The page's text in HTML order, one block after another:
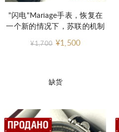
缺货
"闪电"Mariage手表，恢复在
一个新的情况下，苏联的机制
¥1,700 ¥1,500